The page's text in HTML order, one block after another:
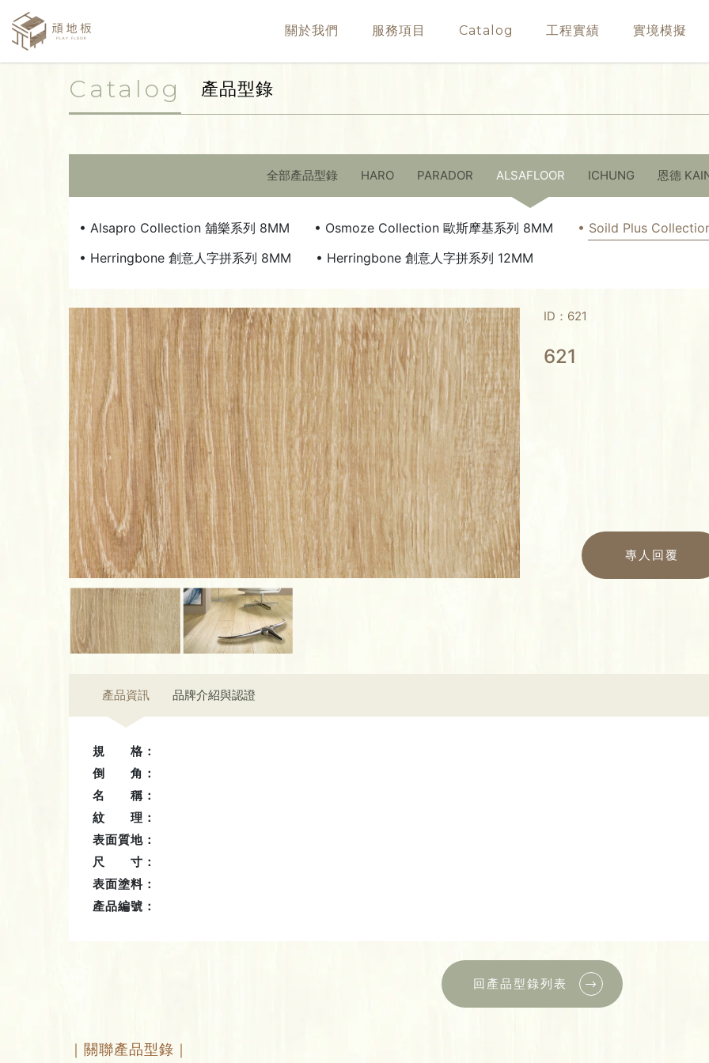
關於我們 服務項目 Catalog 工程實績 實境模擬
Catalog 產品型錄
全部產品型錄 HARO PARADOR ALSAFLOOR ICHUNG 恩德
• Alsapro Collection 舖樂系列 8MM • Osmoze Collection 歐斯摩基系列 8MM
• Soild Plus
• Herringbone 創意人字拼系列 8MM
• Herringbone 創意人字拼系列 12MM
ID：621
621
專人回覆
產品資訊 品牌介紹與認證
規 格：
倒 角：
名 稱：
紋 理：
表面質地：
尺 寸：
表面塗料：
產品編號：
回產品型錄列表
｜關聯產品型錄｜